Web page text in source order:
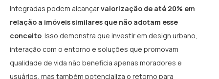
integradas podem alcançarvalorização de até 20% em
relação a imóveis similares que não adotam esse
conceito. Isso demonstra que investir em design urbano,
interação com o entorno e soluções que promovam
qualidade de vida não beneficia apenas moradores e
usuários, mas também potencializa o retorno para